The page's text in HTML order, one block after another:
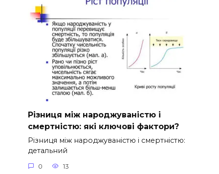
Різниця між народжуваністю і
смертністю: які ключові фактори?
Різниця між народжуваністю і смертністю:
детальний
0 13